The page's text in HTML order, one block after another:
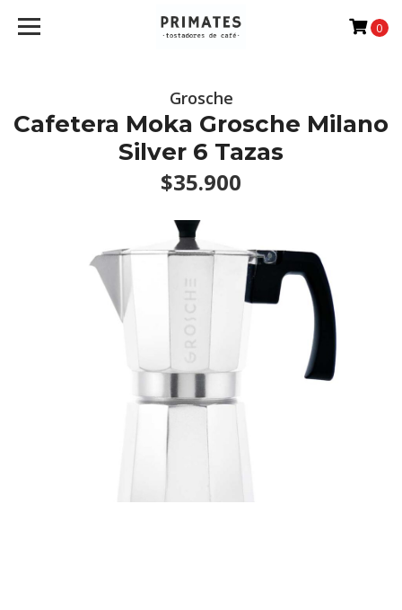
0
Grosche
Cafetera Moka Grosche Milano
Silver 6 Tazas
$35.900